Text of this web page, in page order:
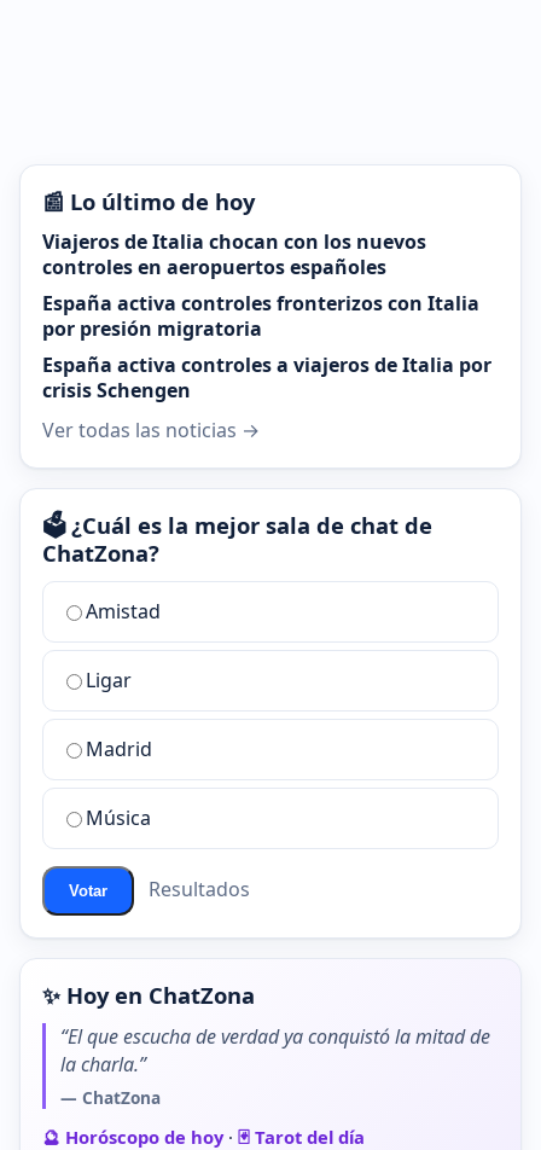
📰 Lo último de hoy
Viajeros de Italia chocan con los nuevos
controles en aeropuertos españoles
España activa controles fronterizos con Italia
por presión migratoria
España activa controles a viajeros de Italia por
crisis Schengen
Ver todas las noticias →
🗳️ ¿Cuál es la mejor sala de chat de
ChatZona?
¿Cuál
la
mejor
sala
chat
ChatZona?
Amistad
Ligar
Madrid
Música
Votar Resultados
✨ Hoy en ChatZona
“El que escucha de verdad ya conquistó la mitad de
la charla.”
— ChatZona
🔮 Horóscopo de hoy· 🃏 Tarot del día